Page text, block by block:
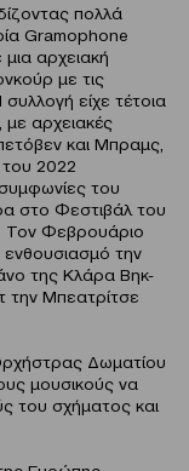
πολλά
Gramophone
αρχειακή
με τις
είχε τέτοια
με αρχειακές
και Μπραμς,
2022
του
στο Φεστιβάλ του
Τον Φεβρουάριο
ενθουσιασμό την
της Κλάρα Βηκ-
την Μπεατρίτσε
Δωματίου
μουσικούς να
του σχήματος και